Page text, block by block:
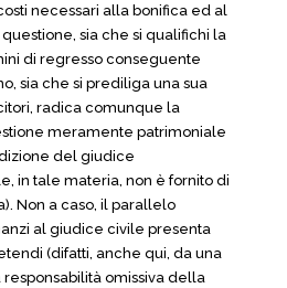
necessari alla bonifica ed al
sia che si qualifichi la
di regresso conseguente
sia che si prediliga una sua
radica comunque la
meramente patrimoniale
del giudice
in tale materia, non è fornito di
Non a caso, il parallelo
al giudice civile presenta
(difatti, anche qui, da una
omissiva della